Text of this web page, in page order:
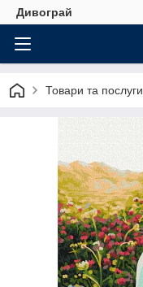
Дивограй
Товари та послуги